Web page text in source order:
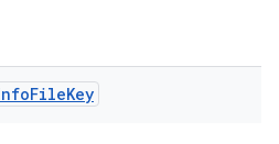
FileKey